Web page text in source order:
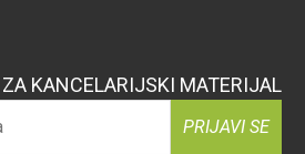
KANCELARIJSKI MATERIJAL
PRIJAVI SE